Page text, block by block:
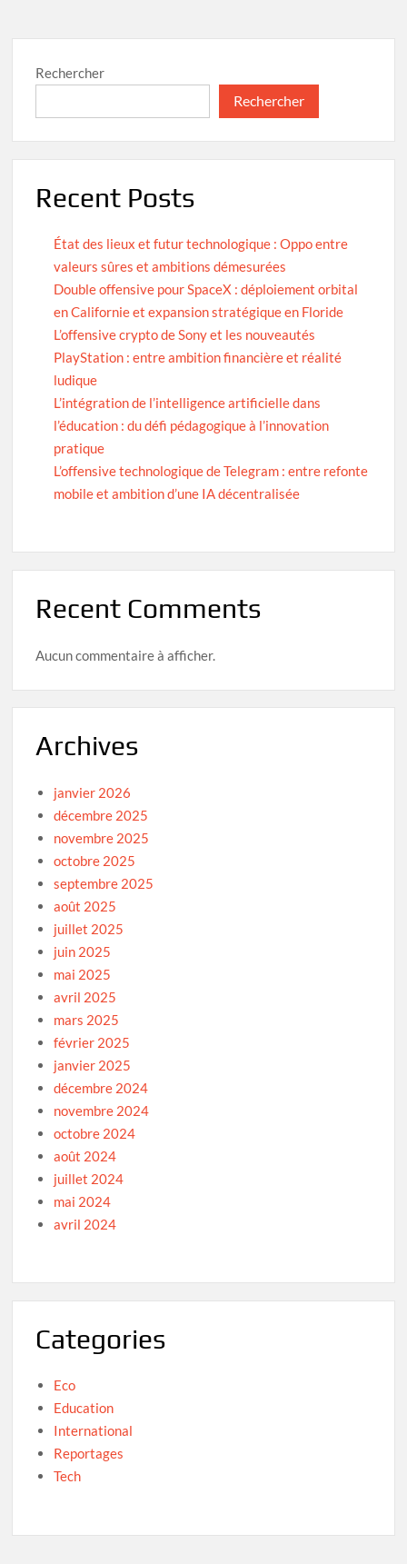
Rechercher
Rechercher
Recent Posts
État des lieux et futur technologique : Oppo entre
valeurs sûres et ambitions démesurées
Double offensive pour SpaceX : déploiement orbital
en Californie et expansion stratégique en Floride
L’offensive crypto de Sony et les nouveautés
PlayStation : entre ambition financière et réalité
ludique
L’intégration de l’intelligence artificielle dans
l’éducation : du défi pédagogique à l’innovation
pratique
L’offensive technologique de Telegram : entre refonte
mobile et ambition d’une IA décentralisée
Recent Comments
Aucun commentaire à afficher.
Archives
janvier 2026
décembre 2025
novembre 2025
octobre 2025
septembre 2025
août 2025
juillet 2025
juin 2025
mai 2025
avril 2025
mars 2025
février 2025
janvier 2025
décembre 2024
novembre 2024
octobre 2024
août 2024
juillet 2024
mai 2024
avril 2024
Categories
Eco
Education
International
Reportages
Tech